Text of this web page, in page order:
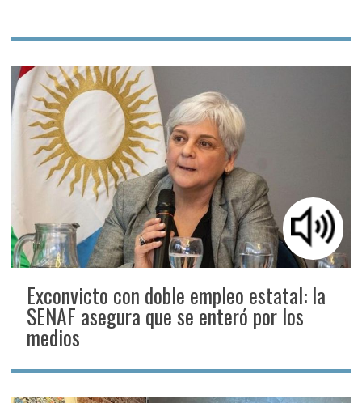
Exconvicto con doble empleo estatal: la
SENAF asegura que se enteró por los
medios